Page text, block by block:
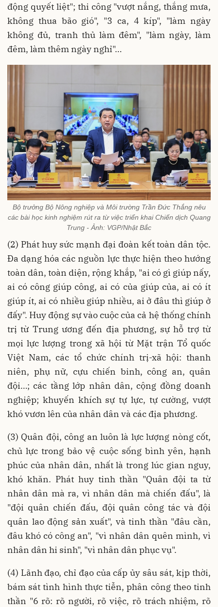
động quyết liệt"; thi công "vượt nắng, thắng mưa,
không thua bão gió", "3 ca, 4 kíp", "làm ngày
không đủ, tranh thủ làm đêm", "làm ngày, làm
đêm, làm thêm ngày nghỉ"…
Bộ trưởng Bộ Nông nghiệp và Môi trường Trần Đức Thắng nêu
các bài học kinh nghiệm rút ra từ việc triển khai Chiến dịch Quang
Trung - Ảnh: VGP/Nhật Bắc
(2) Phát huy sức mạnh đại đoàn kết toàn dân tộc.
Đa dạng hóa các nguồn lực thực hiện theo hướng
toàn dân, toàn diện, rộng khắp, "ai có gì giúp nấy,
ai có công giúp công, ai có của giúp của, ai có ít
giúp ít, ai có nhiều giúp nhiều, ai ở đâu thì giúp ở
đấy". Huy động sự vào cuộc của cả hệ thống chính
trị từ Trung ương đến địa phương, sự hỗ trợ từ
mọi lực lượng trong xã hội từ Mặt trận Tổ quốc
Việt Nam, các tổ chức chính trị-xã hội: thanh
niên, phụ nữ, cựu chiến binh, công an, quân
đội…; các tầng lớp nhân dân, cộng đồng doanh
nghiệp; khuyến khích sự tự lực, tự cường, vượt
khó vươn lên của nhân dân và các địa phương.
(3) Quân đội, công an luôn là lực lượng nòng cốt,
chủ lực trong bảo vệ cuộc sống bình yên, hạnh
phúc của nhân dân, nhất là trong lúc gian nguy,
khó khăn. Phát huy tinh thần "Quân đội ta từ
nhân dân mà ra, vì nhân dân mà chiến đấu", là
"đội quân chiến đấu, đội quân công tác và đội
quân lao động sản xuất", và tinh thần "đâu cần,
đâu khó có công an", "vì nhân dân quên mình, vì
nhân dân hi sinh", "vì nhân dân phục vụ".
(4) Lãnh đạo, chỉ đạo của cấp ủy sâu sát, kịp thời,
bám sát tình hình thực tiễn, phân công theo tinh
thần "6 rõ: rõ người, rõ việc, rõ trách nhiệm, rõ